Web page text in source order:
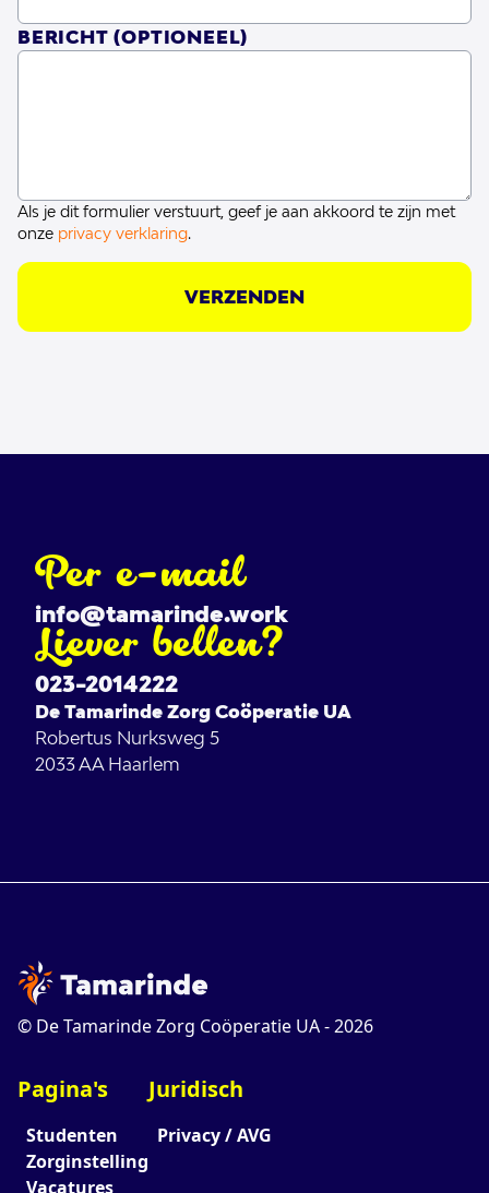
BERICHT (OPTIONEEL)
Als je dit formulier verstuurt, geef je aan akkoord te zijn met
onze privacy verklaring.
VERZENDEN
Per e-mail
info@tamarinde.work
Liever bellen?
023-2014222
De Tamarinde Zorg Coöperatie UA
Robertus Nurksweg 5
2033 AA Haarlem
© De Tamarinde Zorg Coöperatie UA -2026
Pagina's
Studenten
Zorginstelling
Vacatures
Juridisch
Privacy / AVG